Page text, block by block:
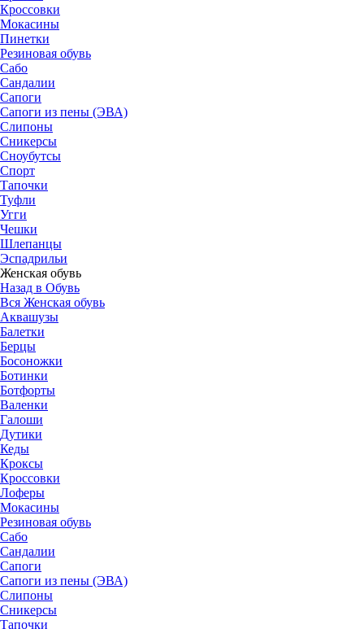
Кроссовки
Мокасины
Пинетки
Резиновая обувь
Сабо
Сандалии
Сапоги
Сапоги из пены (ЭВА)
Слипоны
Сникерсы
Сноубутсы
Спорт
Тапочки
Туфли
Угги
Чешки
Шлепанцы
Эспадрильи
Женская обувь
Назад в Обувь
Вся Женская обувь
Аквашузы
Балетки
Берцы
Босоножки
Ботинки
Ботфорты
Валенки
Галоши
Дутики
Кеды
Кроксы
Кроссовки
Лоферы
Мокасины
Резиновая обувь
Сабо
Сандалии
Сапоги
Сапоги из пены (ЭВА)
Слипоны
Сникерсы
Тапочки